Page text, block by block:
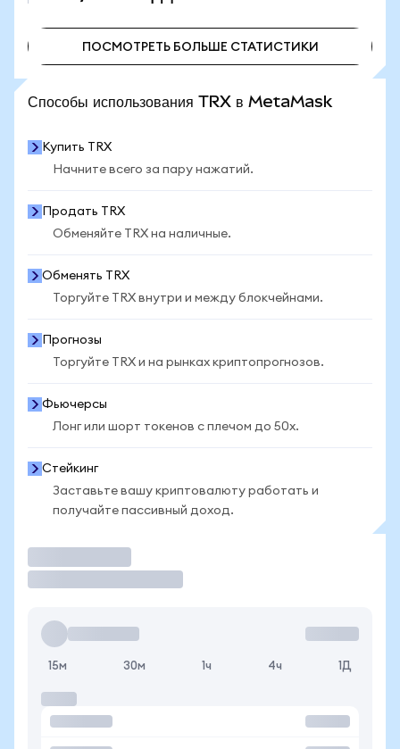
ПОСМОТРЕТЬ БОЛЬШЕ СТАТИСТИКИ
Способы использования TRX в MetaMask
Купить TRX
Начните всего за пару нажатий.
Продать TRX
Обменяйте TRX на наличные.
Обменять TRX
Торгуйте TRX внутри и между блокчейнами.
Прогнозы
Торгуйте TRX и на рынках криптопрогнозов.
Фьючерсы
Лонг или шорт токенов с плечом до 50x.
Стейкинг
Заставьте вашу криптовалюту работать и
получайте пассивный доход.
15м 30м 1ч 4ч 1Д